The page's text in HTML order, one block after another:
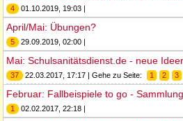
4 01.10.2019, 19:03 |
April/Mai: Übungen?
5 29.09.2019, 02:00 |
Mai: Schulsanitätsdienst.de - neue
37 22.03.2017, 17:17 | Gehe zu Seite: 1 2 3
Februar: Fallbeispiele to go -
1 02.02.2017, 22:18 |